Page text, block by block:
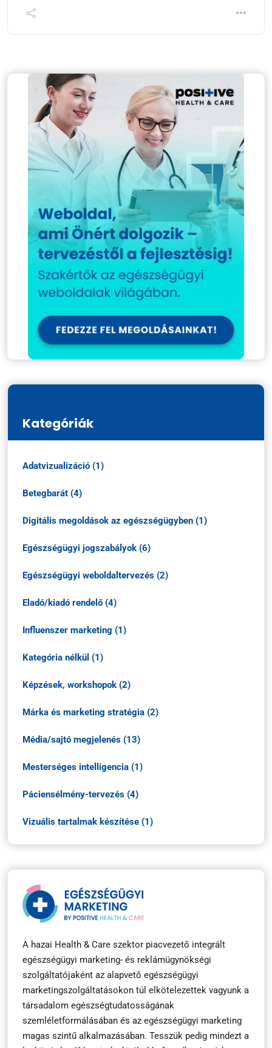
Kategóriák
Adatvizualizáció (1)
Betegbarát (4)
Digitális megoldások az egészségügyben (1)
Egészségügyi jogszabályok (6)
Egészségügyi weboldaltervezés (2)
Eladó/kiadó rendelő (4)
Influenszer marketing (1)
Kategória nélkül (1)
Képzések, workshopok (2)
Márka és marketing stratégia (2)
Média/sajtó megjelenés (13)
Mesterséges intelligencia (1)
Páciensélmény-tervezés (4)
Vizuális tartalmak készítése (1)
A hazai Health & Care szektor piacvezető integrált
egészségügyi marketing- és reklámügynökségi
szolgáltatójaként az alapvető egészségügyi
marketingszolgáltatásokon túl elkötelezettek vagyunk a
társadalom egészségtudatosságának
szemléletformálásában és az egészségügyi marketing
magas szintű alkalmazásában. Tesszük pedig mindezt a